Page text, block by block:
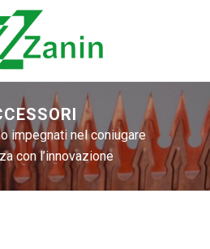
impegnati nel coniugare
con l’innovazione